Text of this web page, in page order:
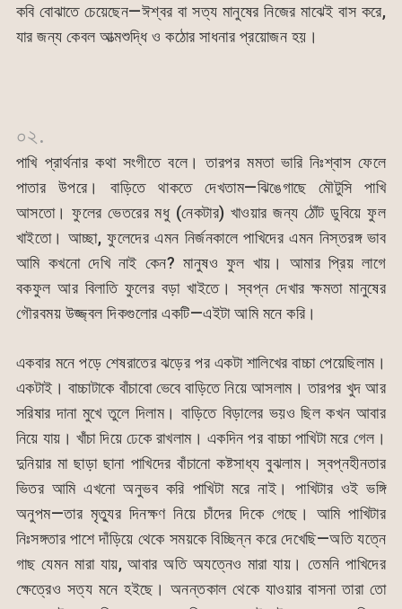
কবি বোঝাতে চেয়েছেন—ঈশ্বর বা সত্য মানুষের নিজের মাঝেই বাস করে,
যার জন্য কেবল আত্মশুদ্ধি ও কঠোর সাধনার প্রয়োজন হয়।
০২.
পাখি প্রার্থনার কথা সংগীতে বলে। তারপর মমতা ভারি নিঃশ্বাস ফেলে
পাতার উপরে। বাড়িতে থাকতে দেখতাম—ঝিঙেগাছে মৌটুসি পাখি
আসতো। ফুলের ভেতরের মধু (নেকটার) খাওয়ার জন্য ঠোঁট ডুবিয়ে ফুল
খাইতো। আচ্ছা, ফুলেদের এমন নির্জনকালে পাখিদের এমন নিস্তরঙ্গ ভাব
আমি কখনো দেখি নাই কেন? মানুষও ফুল খায়। আমার প্রিয় লাগে
বকফুল আর বিলাতি ফুলের বড়া খাইতে। স্বপ্ন দেখার ক্ষমতা মানুষের
গৌরবময় উজ্জ্বল দিকগুলোর একটি—এইটা আমি মনে করি।
একবার মনে পড়ে শেষরাতের ঝড়ের পর একটা শালিখের বাচ্চা পেয়েছিলাম।
একটাই। বাচ্চাটাকে বাঁচাবো ভেবে বাড়িতে নিয়ে আসলাম। তারপর খুদ আর
সরিষার দানা মুখে তুলে দিলাম। বাড়িতে বিড়ালের ভয়ও ছিল কখন আবার
নিয়ে যায়। খাঁচা দিয়ে ঢেকে রাখলাম। একদিন পর বাচ্চা পাখিটা মরে গেল।
দুনিয়ার মা ছাড়া ছানা পাখিদের বাঁচানো কষ্টসাধ্য বুঝলাম। স্বপ্নহীনতার
ভিতর আমি এখনো অনুভব করি পাখিটা মরে নাই। পাখিটার ওই ভঙ্গি
অনুপম—তার মৃত্যুর দিনক্ষণ নিয়ে চাঁদের দিকে গেছে। আমি পাখিটার
নিঃসঙ্গতার পাশে দাঁড়িয়ে থেকে সময়কে বিচ্ছিন্ন করে দেখেছি—অতি যত্নে
গাছ যেমন মারা যায়, আবার অতি অযত্নেও মারা যায়। তেমনি পাখিদের
ক্ষেত্রেও সত্য মনে হইছে। অনন্তকাল থেকে যাওয়ার বাসনা তারা তো